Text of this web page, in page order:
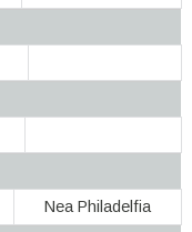
Nea Philadelfia